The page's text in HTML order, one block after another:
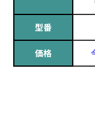
型番
価格